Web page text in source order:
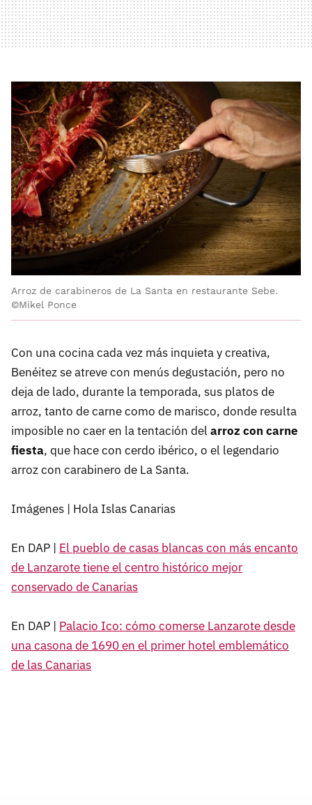
Arroz de carabineros de La Santa en restaurante Sebe.
©Mikel Ponce
Con una cocina cada vez más inquieta y creativa,
Benéitez se atreve con menús degustación, pero no
deja de lado, durante la temporada, sus platos de
arroz, tanto de carne como de marisco, donde resulta
imposible no caer en la tentación del arroz con carne
fiesta, que hace con cerdo ibérico, o el legendario
arroz con carabinero de La Santa.
Imágenes | Hola Islas Canarias
En DAP | El pueblo de casas blancas con más encanto
de Lanzarote tiene el centro histórico mejor
conservado de Canarias
En DAP | Palacio Ico: cómo comerse Lanzarote desde
una casona de 1690 en el primer hotel emblemático
de las Canarias